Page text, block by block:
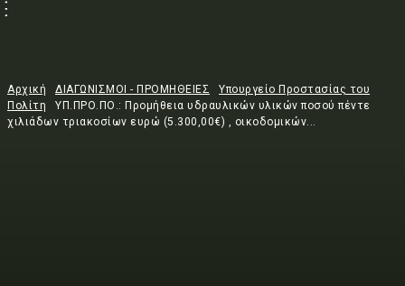
Αρχική ΔΙΑΓΩΝΙΣΜΟΙ - ΠΡΟΜΗΘΕΙΕΣ
Υπουργείο Προστασίας του
Πολίτη
ΥΠ.ΠΡΟ.ΠΟ.: Προμήθεια υδραυλικών υλικών ποσού πέντε
χιλιάδων τριακοσίων ευρώ (5.300,00€) , οικοδομικών...